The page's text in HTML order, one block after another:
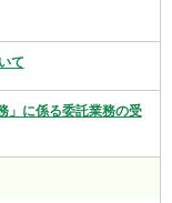
て
」に係る委託業務の受